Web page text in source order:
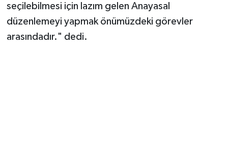
seçilebilmesi için lazım gelen Anayasal
düzenlemeyi yapmak önümüzdeki görevler
arasındadır." dedi.